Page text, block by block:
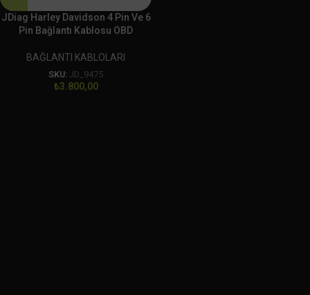
JDiag Harley Davidson 4 Pin Ve 6
Pin Bağlantı Kablosu OBD
BAĞLANTI KABLOLARI
SKU: JD_9475
₺3.800,00